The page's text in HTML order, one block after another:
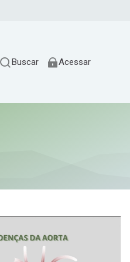
Buscar Acessar